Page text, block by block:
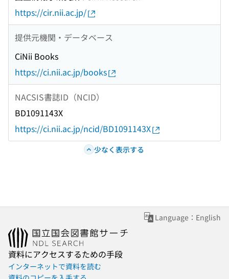
https://cir.nii.ac.jp/
提供元機関・データベース
CiNii Books
https://ci.nii.ac.jp/books
NACSIS書誌ID（NCID）
BD1091143X
https://ci.nii.ac.jp/ncid/BD1091143X
少なく表示する
Language：English
資料にアクセスするための手段
インターネットで資料を読む